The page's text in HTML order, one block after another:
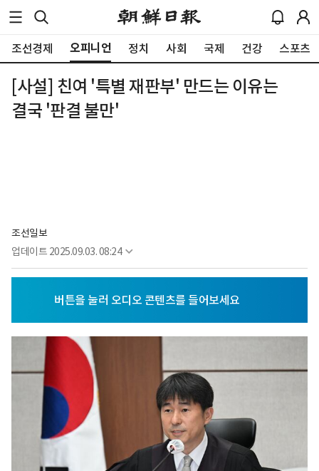
조선경제 오피니언 정치 사회 국제 건강 스포츠
[사설] 친여 '특별 재판부' 만드는 이유는
결국 '판결 불만'
조선일보
업데이트 2025.09.03. 08:24